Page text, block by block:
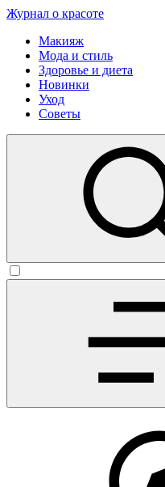
Журнал о красоте
Макияж
Мода и стиль
Здоровье и диета
Новинки
Уход
Советы